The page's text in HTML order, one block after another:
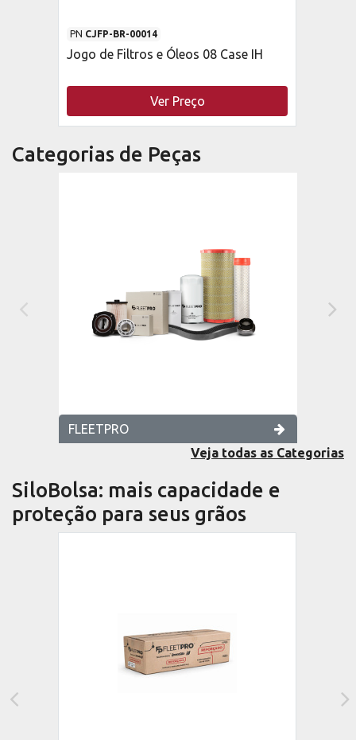
PN CJFP-BR-00014
Jogo de Filtros e Óleos 08 Case IH
Ver Preço
Categorias de Peças
FLEETPRO
Veja todas as Categorias
SiloBolsa: mais capacidade e
proteção para seus grãos